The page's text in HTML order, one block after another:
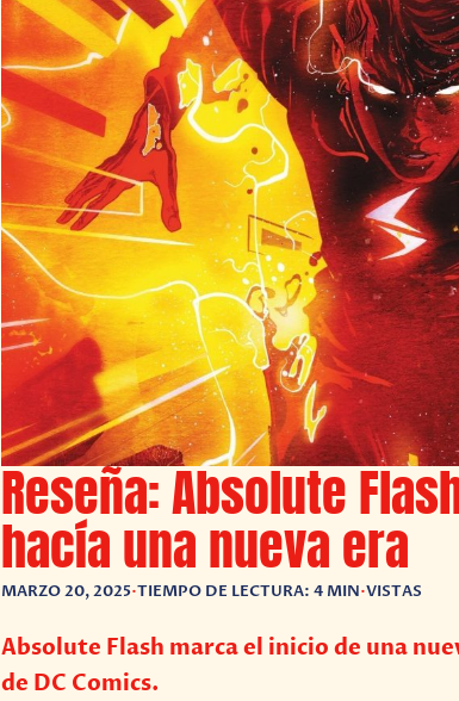
Reseña: Absolute
hacía una nueva era
MARZO 20, 2025•TIEMPO DE LECTURA: 4 MIN•VISTAS
Absolute Flash marca el inicio de una
de DC Comics.